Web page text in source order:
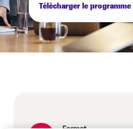
Télécharger le programme